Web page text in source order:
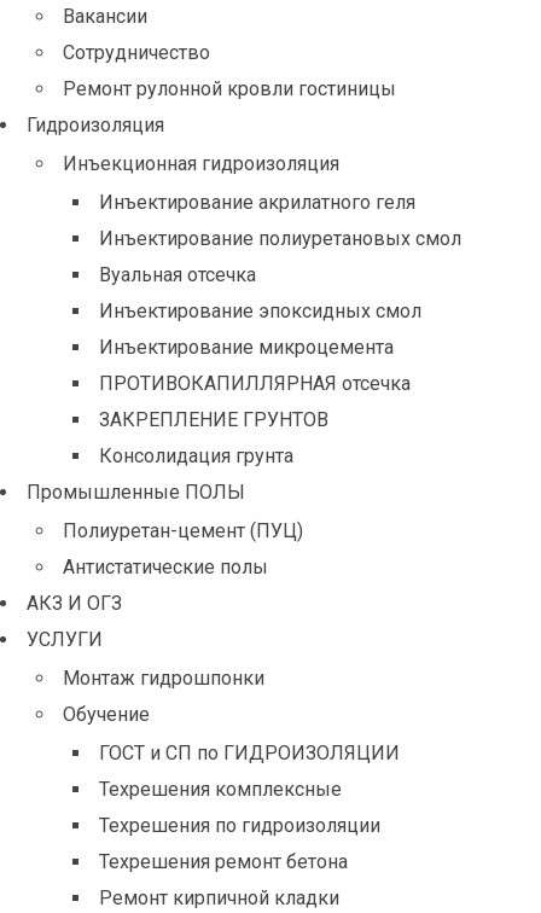
Вакансии
Сотрудничество
Ремонт рулонной кровли гостиницы
Гидроизоляция
Инъекционная гидроизоляция
Инъектирование акрилатного геля
Инъектирование полиуретановых смол
Вуальная отсечка
Инъектирование эпоксидных смол
Инъектирование микроцемента
ПРОТИВОКАПИЛЛЯРНАЯ отсечка
ЗАКРЕПЛЕНИЕ ГРУНТОВ
Консолидация грунта
Промышленные ПОЛЫ
Полиуретан-цемент (ПУЦ)
Антистатические полы
АКЗ И ОГЗ
УСЛУГИ
Монтаж гидрошпонки
Обучение
ГОСТ и СП по ГИДРОИЗОЛЯЦИИ
Техрешения комплексные
Техрешения по гидроизоляции
Техрешения ремонт бетона
Ремонт кирпичной кладки